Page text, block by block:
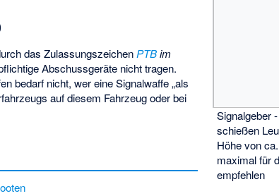
Signalgeber
schießen
Höhe von
maximal für
empfehlen
das Zulassungszeichen PTBim
Abschussgeräte nicht tragen.
bedarf nicht, wer eine Signalwaffe „als
auf diesem Fahrzeug oder bei